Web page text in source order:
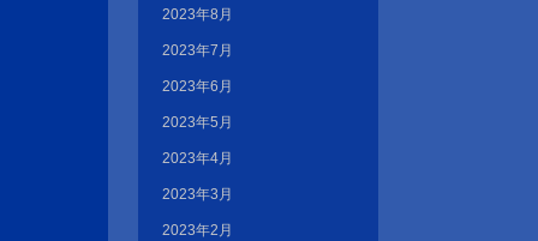
2023年8月
2023年7月
2023年6月
2023年5月
2023年4月
2023年3月
2023年2月